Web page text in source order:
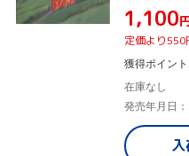
¥1,100
定価より550
獲得ポイン
在庫なし
発売年月日